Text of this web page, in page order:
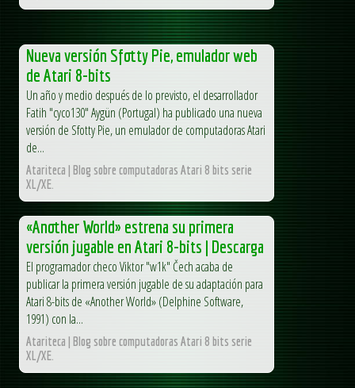
Nueva versión Sfotty Pie, emulador web
de Atari 8-bits
Un año y medio después de lo previsto, el desarrollador
Fatih "cyco130" Aygün (Portugal) ha publicado una nueva
versión de Sfotty Pie, un emulador de computadoras Atari
de...
Atariteca | Blog sobre computadoras Atari 8 bits serie
XL/XE.
«Another World» estrena su primera
versión jugable en Atari 8-bits | Descarga
El programador checo Viktor "w1k" Čech acaba de
publicar la primera versión jugable de su adaptación para
Atari 8-bits de «Another World» (Delphine Software,
1991) con la...
Atariteca | Blog sobre computadoras Atari 8 bits serie
XL/XE.